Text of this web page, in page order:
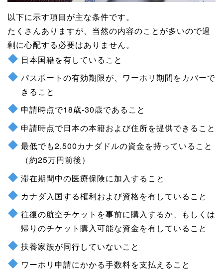
以下に示す項目が主な条件です。
たくさんありますが、当然の内容のことが多いので過
剰に心配する必要はありません。
日本国籍を有していること
パスポートの有効期限が、ワーホリ期間をカバーで
きること
申請時点で18歳-30歳であること
申請時点で日本の本籍および住所を提供できること
最低でも2,500カナダドルの資金を持っていること
（約25万円前後）
滞在期間中の医療保険に加入すること
カナダ入国する権利および資格を有していること
往復の航空チケットを事前に購入するか、もしくは
帰りのチケット購入可能な資金を有していること
扶養家族が同行していないこと
ワーホリ申請にかかる手数料を支払えること